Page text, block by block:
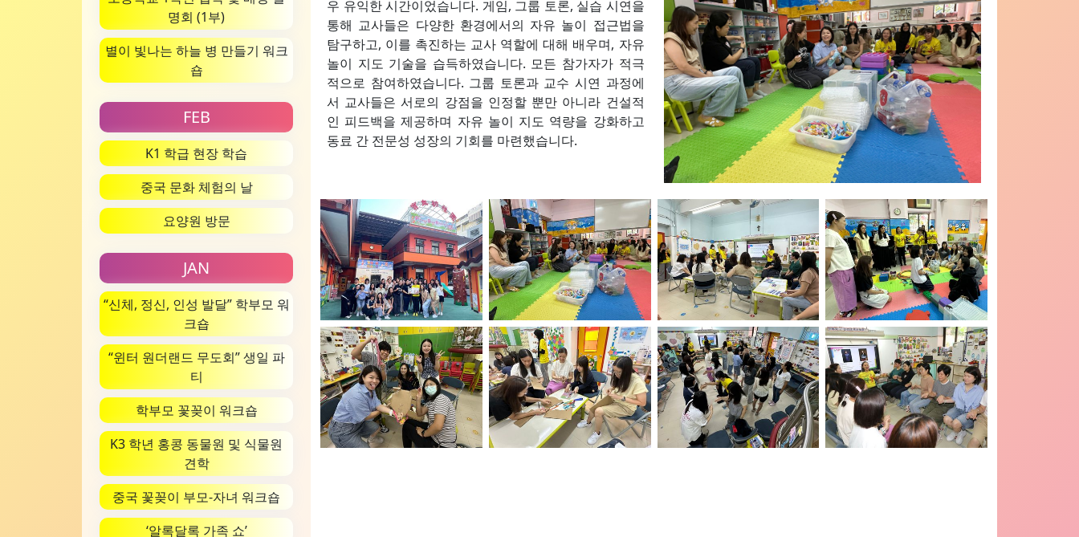
명회 (1부)
별이 빛나는 하늘 병 만들기 워크
숍
FEB
K1 학급 현장 학습
중국 문화 체험의 날
요양원 방문
JAN
“신체, 정신, 인성 발달” 학부모 워
크숍
“윈터 원더랜드 무도회” 생일 파
티
학부모 꽃꽂이 워크숍
K3 학년 홍콩 동물원 및 식물원
견학
중국 꽃꽂이 부모-자녀 워크숍
‘알록달록 가족 쇼’
우 유익한 시간이었습니다. 게임, 그룹 토론, 실습 시연을
통해 교사들은 다양한 환경에서의 자유 놀이 접근법을
탐구하고, 이를 촉진하는 교사 역할에 대해 배우며, 자유
놀이 지도 기술을 습득하였습니다. 모든 참가자가 적극
적으로 참여하였습니다. 그룹 토론과 교수 시연 과정에
서 교사들은 서로의 강점을 인정할 뿐만 아니라 건설적
인 피드백을 제공하며 자유 놀이 지도 역량을 강화하고
동료 간 전문성 성장의 기회를 마련했습니다.